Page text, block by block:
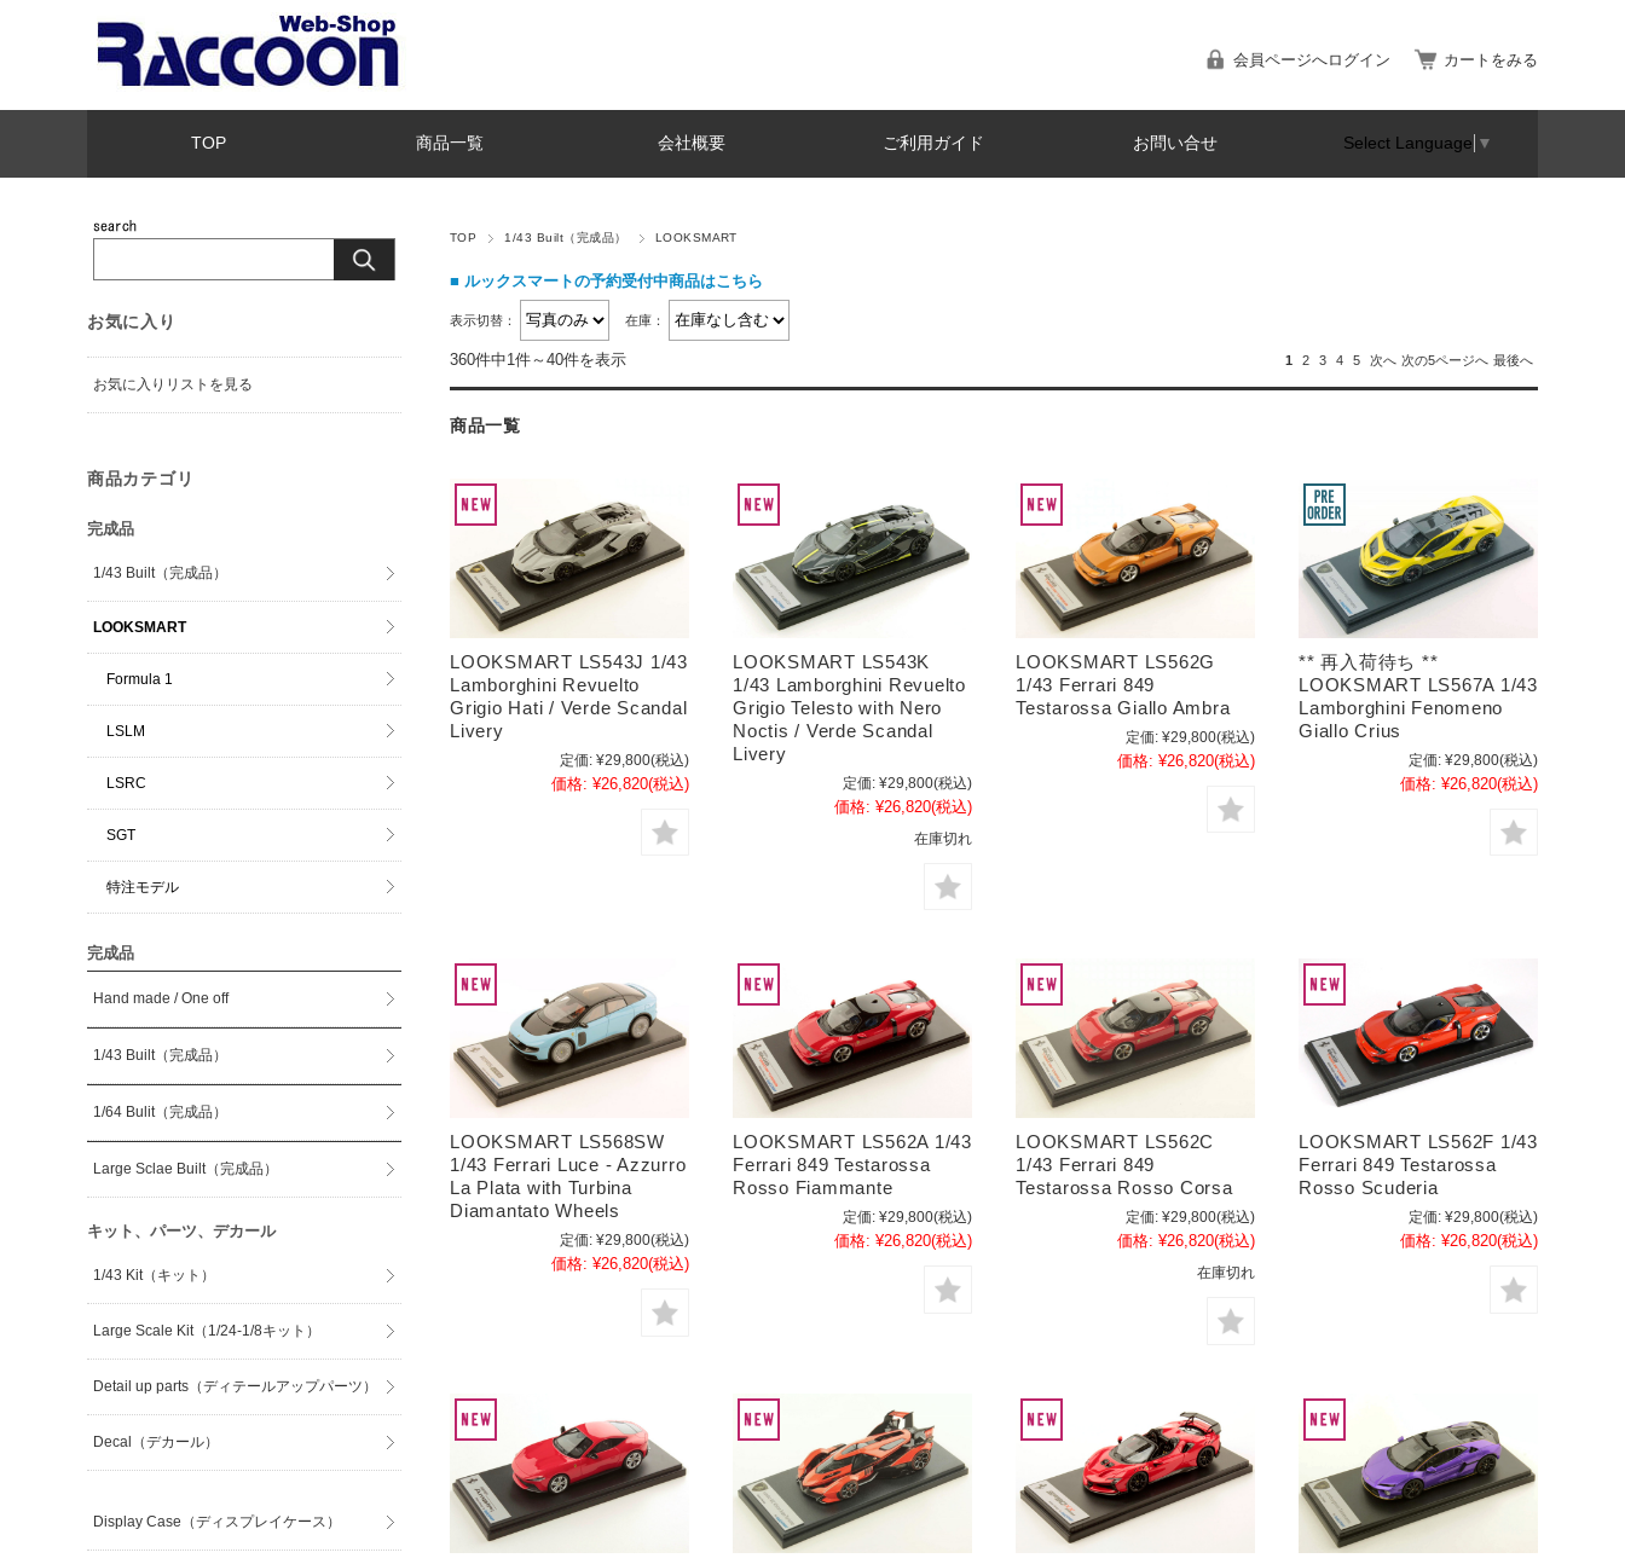
会員ページへログイン カートをみる
TOP 商品一覧 会社概要 ご利用ガイド お問い合せ Select Language ▼
TOP 1/43 Built（完成品） LOOKSMART
■ ルックスマートの予約受付中商品はこちら
表示切替： 在庫：
360件中1件～40件を表示 1 2 3 4 5 次へ 次の5ページへ 最後へ
商品一覧
LOOKSMART LS543J 1/43
Lamborghini Revuelto
Grigio Hati / Verde Scandal
Livery
定価: ¥29,800(税込)
価格: ¥26,820(税込)
LOOKSMART LS543K
1/43 Lamborghini Revuelto
Grigio Telesto with Nero
Noctis / Verde Scandal
Livery
定価: ¥29,800(税込)
価格: ¥26,820(税込)
在庫切れ
LOOKSMART LS562G
1/43 Ferrari 849
Testarossa Giallo Ambra
定価: ¥29,800(税込)
価格: ¥26,820(税込)
** 再入荷待ち **
LOOKSMART LS567A 1/43
Lamborghini Fenomeno
Giallo Crius
定価: ¥29,800(税込)
価格: ¥26,820(税込)
LOOKSMART LS568SW
1/43 Ferrari Luce - Azzurro
La Plata with Turbina
Diamantato Wheels
定価: ¥29,800(税込)
価格: ¥26,820(税込)
LOOKSMART LS562A 1/43
Ferrari 849 Testarossa
Rosso Fiammante
定価: ¥29,800(税込)
価格: ¥26,820(税込)
LOOKSMART LS562C
1/43 Ferrari 849
Testarossa Rosso Corsa
定価: ¥29,800(税込)
価格: ¥26,820(税込)
在庫切れ
LOOKSMART LS562F 1/43
Ferrari 849 Testarossa
Rosso Scuderia
定価: ¥29,800(税込)
価格: ¥26,820(税込)
お気に入り
お気に入りリストを見る
商品カテゴリ
完成品
1/43 Built（完成品）
LOOKSMART
Formula 1
LSLM
LSRC
SGT
特注モデル
完成品
Hand made / One off
1/43 Built（完成品）
1/64 Bulit（完成品）
Large Sclae Built（完成品）
キット、パーツ、デカール
1/43 Kit（キット）
Large Scale Kit（1/24-1/8キット）
Detail up parts（ディテールアップパーツ）
Decal（デカール）
Display Case（ディスプレイケース）